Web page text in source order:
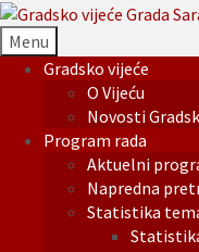
Menu
Gradsko vijeće
O Vijeću
Novosti
Program rada
Aktuelni
Napredna
Statistika